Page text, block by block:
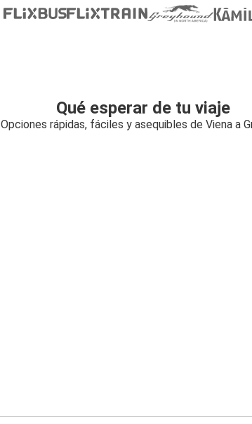
Qué esperar de tu viaje
Opciones rápidas, fáciles y asequibles de Viena a